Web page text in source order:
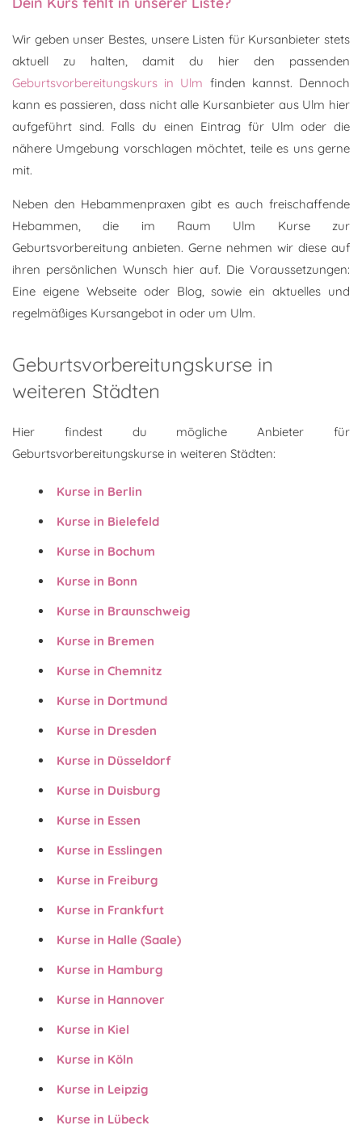
Wir geben unser Bestes, unsere Listen für Kursanbieter stets
aktuell zu halten, damit du hier den passenden
Geburtsvorbereitungskurs in Ulm finden kannst. Dennoch
kann es passieren, dass nicht alle Kursanbieter aus Ulm hier
aufgeführt sind. Falls du einen Eintrag für Ulm oder die
nähere Umgebung vorschlagen möchtet, teile es uns gerne
mit.
Neben den Hebammenpraxen gibt es auch freischaffende
Hebammen, die im Raum Ulm Kurse zur
Geburtsvorbereitung anbieten. Gerne nehmen wir diese auf
ihren persönlichen Wunsch hier auf. Die Voraussetzungen:
Eine eigene Webseite oder Blog, sowie ein aktuelles und
regelmäßiges Kursangebot in oder um Ulm.
Geburtsvorbereitungskurse in
weiteren Städten
Hier findest du mögliche Anbieter für
Geburtsvorbereitungskurse in weiteren Städten:
Kurse in Berlin
Kurse in Bielefeld
Kurse in Bochum
Kurse in Bonn
Kurse in Braunschweig
Kurse in Bremen
Kurse in Chemnitz
Kurse in Dortmund
Kurse in Dresden
Kurse in Düsseldorf
Kurse in Duisburg
Kurse in Essen
Kurse in Esslingen
Kurse in Freiburg
Kurse in Frankfurt
Kurse in Halle (Saale)
Kurse in Hamburg
Kurse in Hannover
Kurse in Kiel
Kurse in Köln
Kurse in Leipzig
Kurse in Lübeck